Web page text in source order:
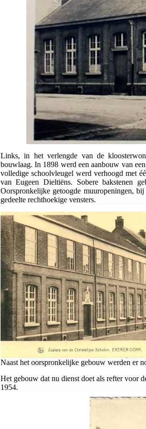
Links, in het verlengde van de
bouwlaag. In 1898 werd een aanbouw van
volledige schoolvleugel werd verhoogd met
van Eugeen Dieltiëns. Sobere bakstenen
Oorspronkelijke getoogde muuropeningen,
gedeelte rechthoekige vensters.
Naast het oorspronkelijke gebouw werden er
Het gebouw dat nu dienst doet als refter voor
1954.